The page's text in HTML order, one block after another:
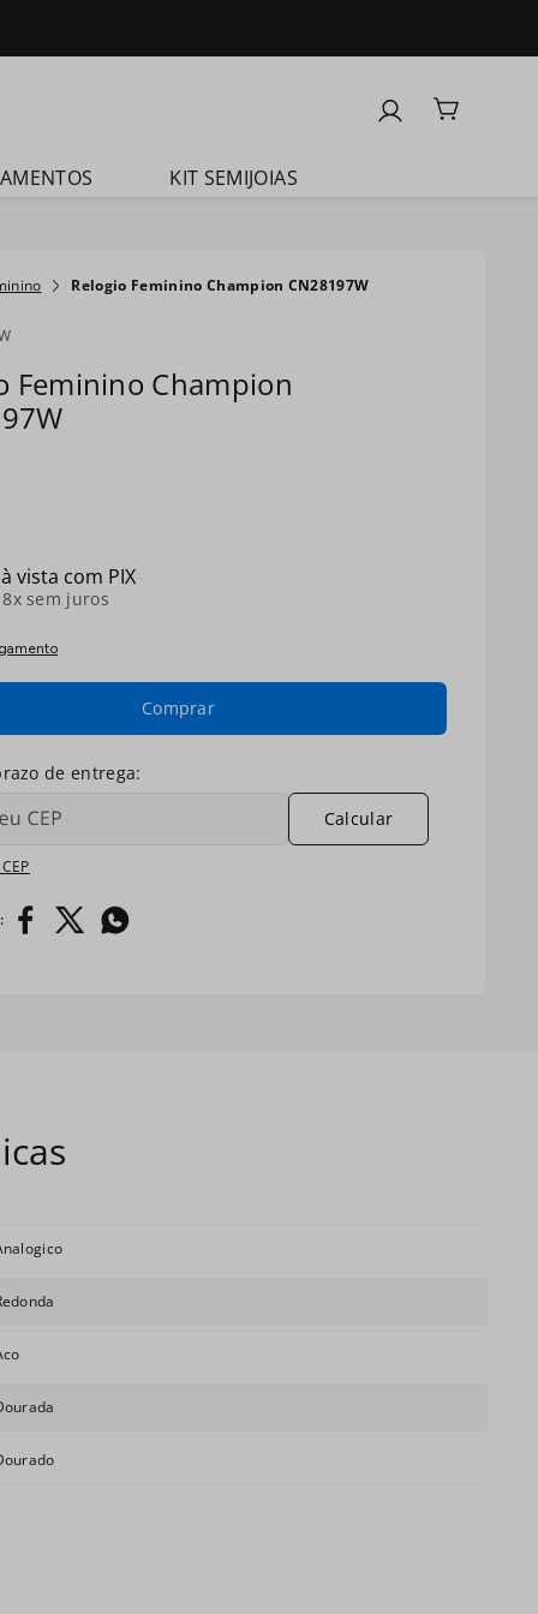
KIT SEMIJOIAS
Relogio Feminino Champion CN28197W
Feminino Champion
vista com PIX
8x sem juros
Comprar
Calcular